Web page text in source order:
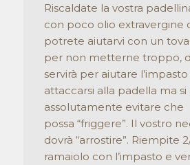
Riscaldate la vostra
con poco olio extravergine
potrete aiutarvi con un
per non metterne troppo,
servirà per aiutare
attaccarsi alla padella ma si
assolutamente evitare che
possa “friggere”. Il vostro
dovrà “arrostire”. Riempite
ramaiolo con l’impasto e